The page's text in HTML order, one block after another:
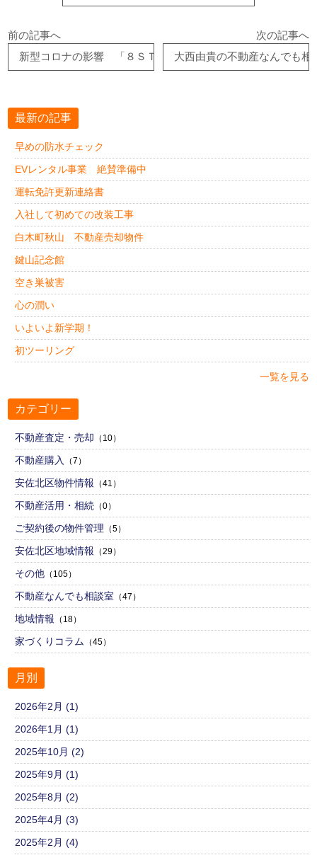
前の記事へ
新型コロナの影響 「８ＳＴＲＥＥＴの場合 VOL3」
次の記事へ
大西由貴の不動産なんでも相
最新の記事
早めの防水チェック
EVレンタル事業 絶賛準備中
運転免許更新連絡書
入社して初めての改装工事
白木町秋山 不動産売却物件
鍵山記念館
空き巣被害
心の潤い
いよいよ新学期！
初ツーリング
一覧を見る
カテゴリー
不動産査定・売却 （10）
不動産購入 （7）
安佐北区物件情報 （41）
不動産活用・相続 （0）
ご契約後の物件管理 （5）
安佐北区地域情報 （29）
その他 （105）
不動産なんでも相談室 （47）
地域情報 （18）
家づくりコラム （45）
月別
2026年2月 (1)
2026年1月 (1)
2025年10月 (2)
2025年9月 (1)
2025年8月 (2)
2025年4月 (3)
2025年2月 (4)